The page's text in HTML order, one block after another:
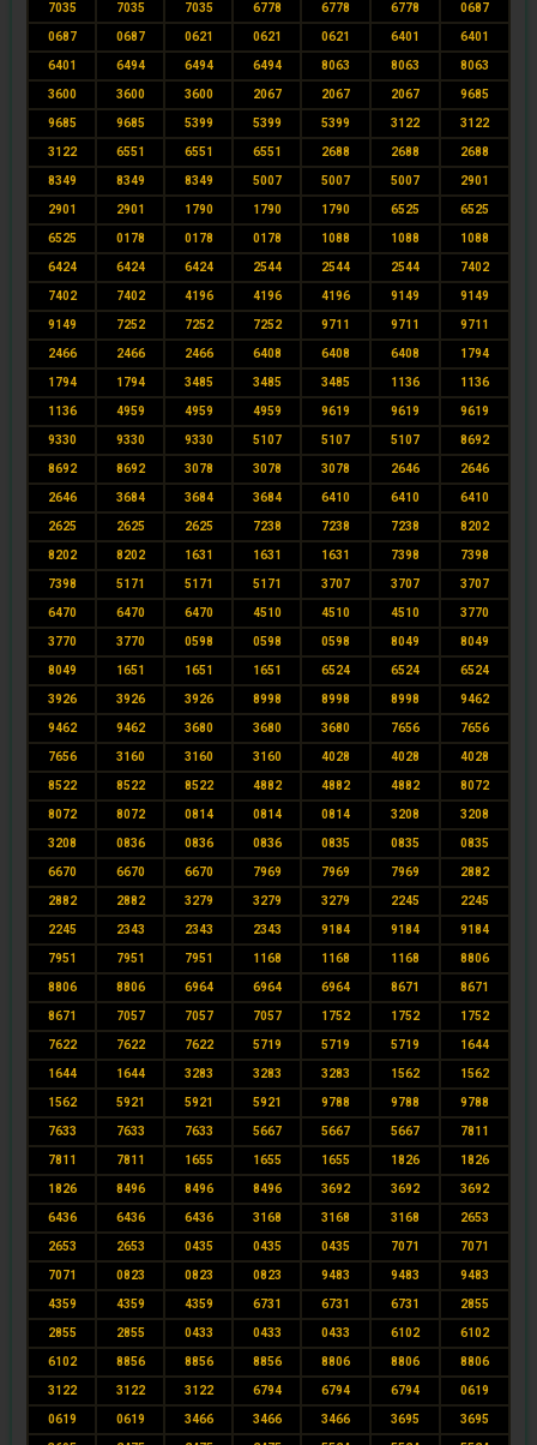
7035 7035 7035 6778 6778 6778 0687
0687 0687 0621 0621 0621 6401 6401
6401 6494 6494 6494 8063 8063 8063
3600 3600 3600 2067 2067 2067 9685
9685 9685 5399 5399 5399 3122 3122
3122 6551 6551 6551 2688 2688 2688
8349 8349 8349 5007 5007 5007 2901
2901 2901 1790 1790 1790 6525 6525
6525 0178 0178 0178 1088 1088 1088
6424 6424 6424 2544 2544 2544 7402
7402 7402 4196 4196 4196 9149 9149
9149 7252 7252 7252 9711 9711 9711
2466 2466 2466 6408 6408 6408 1794
1794 1794 3485 3485 3485 1136 1136
1136 4959 4959 4959 9619 9619 9619
9330 9330 9330 5107 5107 5107 8692
8692 8692 3078 3078 3078 2646 2646
2646 3684 3684 3684 6410 6410 6410
2625 2625 2625 7238 7238 7238 8202
8202 8202 1631 1631 1631 7398 7398
7398 5171 5171 5171 3707 3707 3707
6470 6470 6470 4510 4510 4510 3770
3770 3770 0598 0598 0598 8049 8049
8049 1651 1651 1651 6524 6524 6524
3926 3926 3926 8998 8998 8998 9462
9462 9462 3680 3680 3680 7656 7656
7656 3160 3160 3160 4028 4028 4028
8522 8522 8522 4882 4882 4882 8072
8072 8072 0814 0814 0814 3208 3208
3208 0836 0836 0836 0835 0835 0835
6670 6670 6670 7969 7969 7969 2882
2882 2882 3279 3279 3279 2245 2245
2245 2343 2343 2343 9184 9184 9184
7951 7951 7951 1168 1168 1168 8806
8806 8806 6964 6964 6964 8671 8671
8671 7057 7057 7057 1752 1752 1752
7622 7622 7622 5719 5719 5719 1644
1644 1644 3283 3283 3283 1562 1562
1562 5921 5921 5921 9788 9788 9788
7633 7633 7633 5667 5667 5667 7811
7811 7811 1655 1655 1655 1826 1826
1826 8496 8496 8496 3692 3692 3692
6436 6436 6436 3168 3168 3168 2653
2653 2653 0435 0435 0435 7071 7071
7071 0823 0823 0823 9483 9483 9483
4359 4359 4359 6731 6731 6731 2855
2855 2855 0433 0433 0433 6102 6102
6102 8856 8856 8856 8806 8806 8806
3122 3122 3122 6794 6794 6794 0619
0619 0619 3466 3466 3466 3695 3695